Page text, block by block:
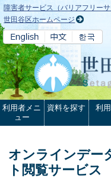
本文へ
障害者サービス（バリアフリーサ
世田谷区ホームページ
利用者メニ
ュー
資料を探す 利
オンラインデー
ト閲覧サービス